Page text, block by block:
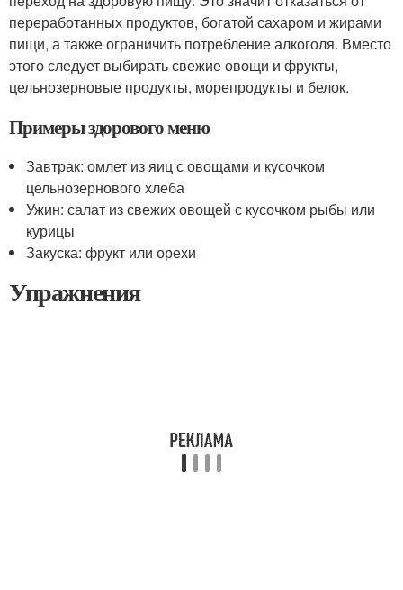
переработанных продуктов, богатой сахаром и жирами
пищи, а также ограничить потребление алкоголя. Вместо
этого следует выбирать свежие овощи и фрукты,
цельнозерновые продукты, морепродукты и белок.
Примеры здорового меню
Завтрак: омлет из яиц с овощами и кусочком
цельнозернового хлеба
Ужин: салат из свежих овощей с кусочком рыбы или
курицы
Закуска: фрукт или орехи
Упражнения